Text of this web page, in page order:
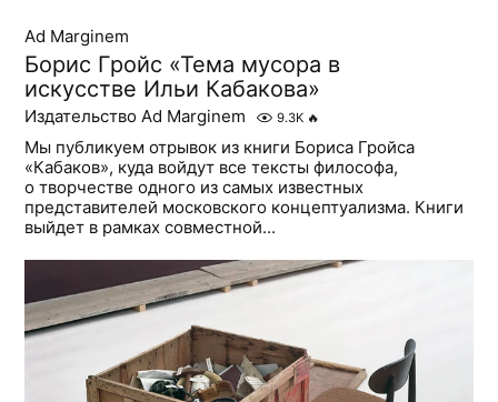
Ad Marginem
Борис Гройс «Тема мусора в
искусстве Ильи Кабакова»
Издательство Ad Marginem 9.3K 🔥
Мы публикуем отрывок из книги Бориса Гройса
«Кабаков», куда войдут все тексты философа,
о творчестве одного из самых известных
представителей московского концептуализма. Книги
выйдет в рамках совместной...